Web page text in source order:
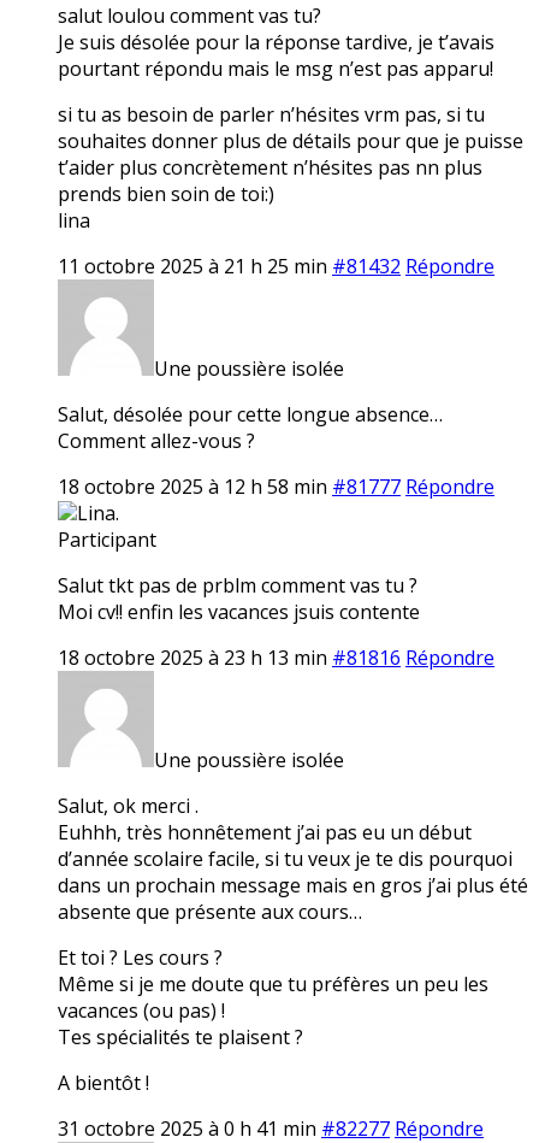
salut loulou comment vas tu?
Je suis désolée pour la réponse tardive, je t’avais
pourtant répondu mais le msg n’est pas apparu!
si tu as besoin de parler n’hésites vrm pas, si tu
souhaites donner plus de détails pour que je puisse
t’aider plus concrètement n’hésites pas nn plus
prends bien soin de toi:)
lina
11 octobre 2025 à 21 h 25 min #81432 Répondre
Une poussière isolée
Salut, désolée pour cette longue absence…
Comment allez-vous ?
18 octobre 2025 à 12 h 58 min #81777 Répondre
Lina.
Participant
Salut tkt pas de prblm comment vas tu ?
Moi cv!! enfin les vacances jsuis contente
18 octobre 2025 à 23 h 13 min #81816 Répondre
Une poussière isolée
Salut, ok merci .
Euhhh, très honnêtement j’ai pas eu un début
d’année scolaire facile, si tu veux je te dis pourquoi
dans un prochain message mais en gros j’ai plus été
absente que présente aux cours…
Et toi ? Les cours ?
Même si je me doute que tu préfères un peu les
vacances (ou pas) !
Tes spécialités te plaisent ?
A bientôt !
31 octobre 2025 à 0 h 41 min #82277 Répondre